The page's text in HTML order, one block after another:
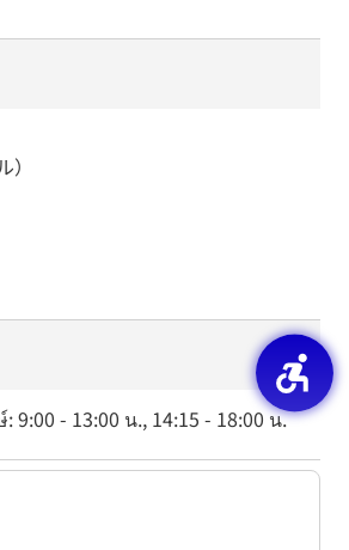
- 13:00 น., 14:15 - 18:00 น.